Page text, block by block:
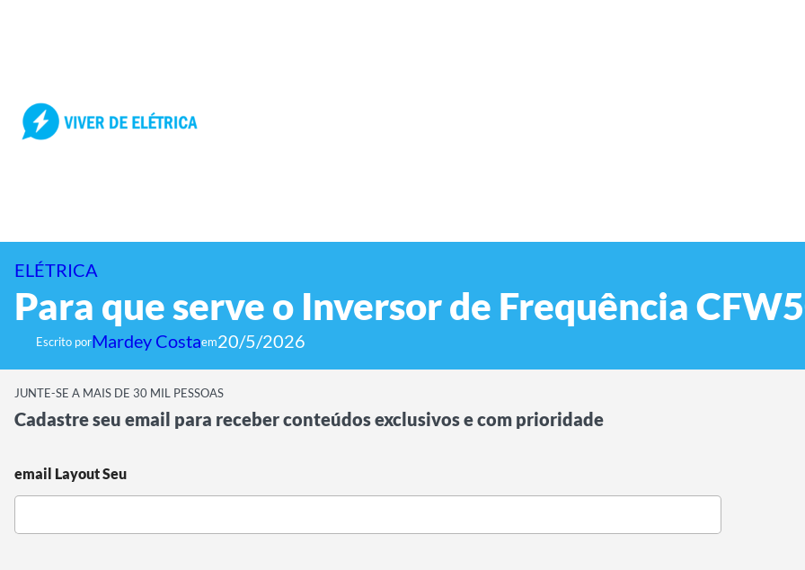
ELÉTRICA
Para que serve o Inversor de Frequência
Escrito porMardey Costaem20/5/2026
JUNTE-SE A MAIS DE 30 MIL PESSOAS
Cadastre seu email para receber conteúdos exclusivos e com prioridade
email Layout Seu